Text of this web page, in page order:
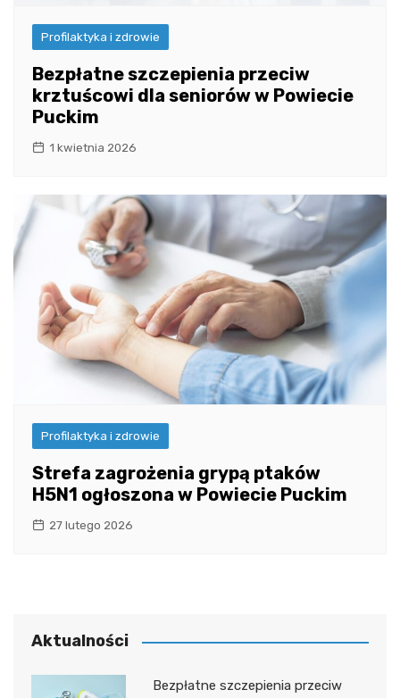
Profilaktyka i zdrowie
Bezpłatne szczepienia przeciw
krztuścowi dla seniorów w Powiecie
Puckim
1 kwietnia 2026
Profilaktyka i zdrowie
Strefa zagrożenia grypą ptaków
H5N1 ogłoszona w Powiecie Puckim
27 lutego 2026
Aktualności
Bezpłatne szczepienia przeciw